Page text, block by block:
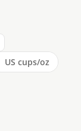
US cups/oz